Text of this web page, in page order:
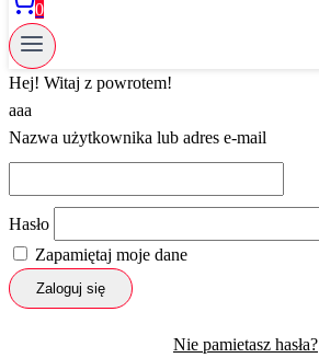
0
Hej! Witaj z powrotem!
aaa
Nazwa użytkownika lub adres e-mail
Hasło
Zapamiętaj moje dane
Zaloguj się
Nie pamietasz hasła?